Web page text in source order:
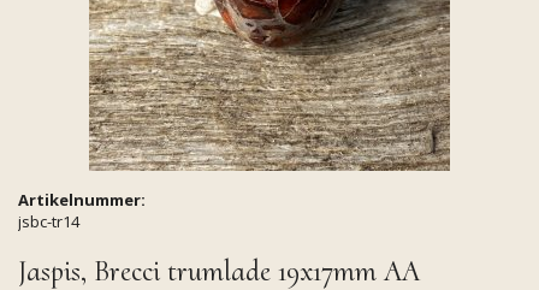
Artikelnummer:
jsbc-tr14
Jaspis, Brecci trumlade 19x17mm AA